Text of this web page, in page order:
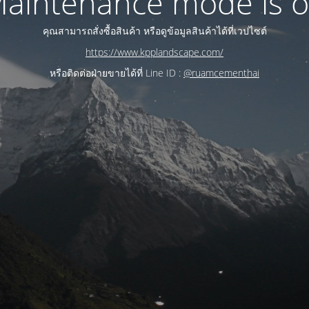
คุณสามารถสั่งซื้อสินค้า หรือดูข้อมูลสินค้าได้ที่เวปไซต์
https://www.kpplandscape.com/
หรือติดต่อฝ่ายขายได้ที่ Line ID : @ruamcementhai